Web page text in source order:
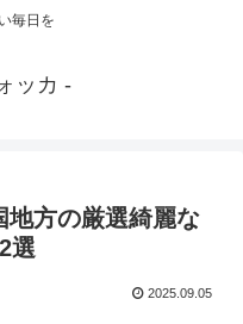
毎日を
ッカ -
地方の厳選綺麗な
選
2025.09.05